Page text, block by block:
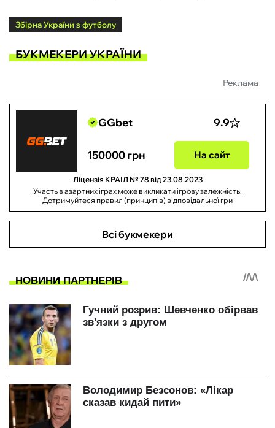
Збірна України з футболу
БУКМЕКЕРИ УКРАЇНИ
Реклама
GGbet 9.9
150000 грн На сайт
Ліцензія КРАІЛ № 78 від 23.08.2023
Участь в азартних іграх може викликати ігрову залежність.
Дотримуйтеся правил (принципів) відповідальної гри
Всі букмекери